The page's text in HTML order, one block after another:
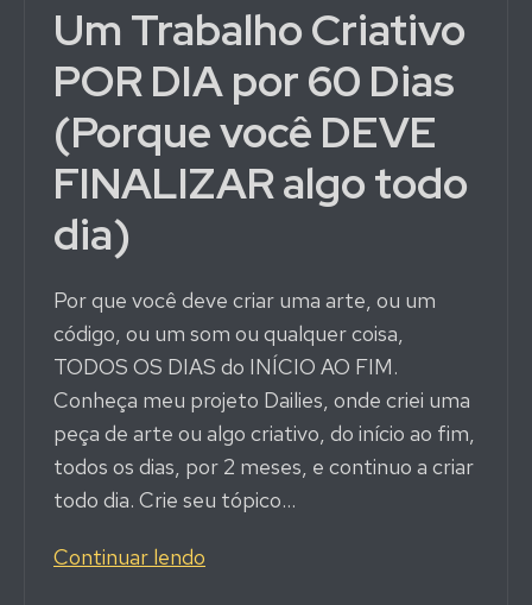
e
Computação
Gráfica
Um Trabalho Criativo
POR DIA por 60 Dias
(Porque você DEVE
FINALIZAR algo todo
dia)
Por que você deve criar uma arte, ou um
código, ou um som ou qualquer coisa,
TODOS OS DIAS do INÍCIO AO FIM.
Conheça meu projeto Dailies, onde criei uma
peça de arte ou algo criativo, do início ao fim,
todos os dias, por 2 meses, e continuo a criar
todo dia. Crie seu tópico…
Continuar lendo